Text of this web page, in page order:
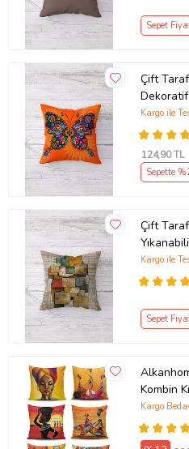
Sepet
Çift
Dekoratif
Koltuk
Kargo ile
124,90 TL
Sepette
Çift
Kırlent
Kargo ile
Sepet
Kombin
Kargo